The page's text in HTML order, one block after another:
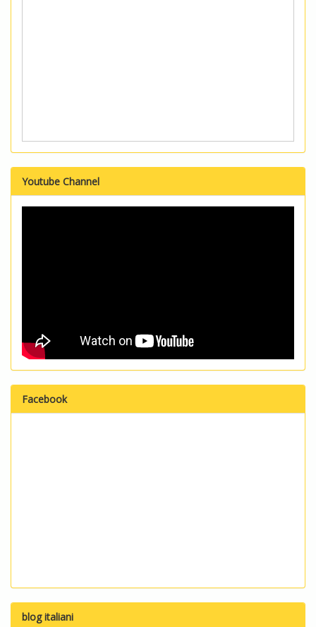
Youtube Channel
Facebook
blog italiani